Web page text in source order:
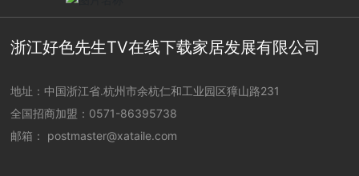
浙江好色先生TV在线下载家居发展有限公司
地址：中国浙江省.杭州市余杭仁和工业园区獐山路231
全国招商加盟： 0571-86395738
邮箱： postmaster@xataile.com